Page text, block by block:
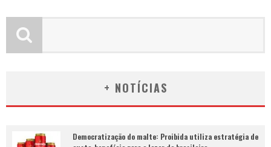
+ NOTÍCIAS
Democratização do malte: Proibida utiliza estratégia de